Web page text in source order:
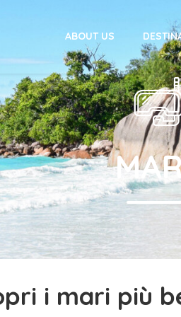
ABOUT US
i mari più